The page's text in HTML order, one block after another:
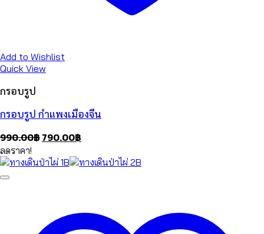
Add to Wishlist
Quick View
กรอบรูป
กรอบรูป กำแพงเมืองจีน
990.00฿Original
was:
790.00฿
is:
ลดราคา!